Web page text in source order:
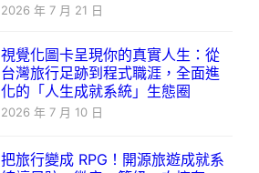
2026 年 7 月 21 日
視覺化圖卡呈現你的真實人生：從
台灣旅行足跡到程式職涯，全面進
化的「人生成就系統」生態圈
2026 年 7 月 10 日
把旅行變成 RPG！開源旅遊成就系